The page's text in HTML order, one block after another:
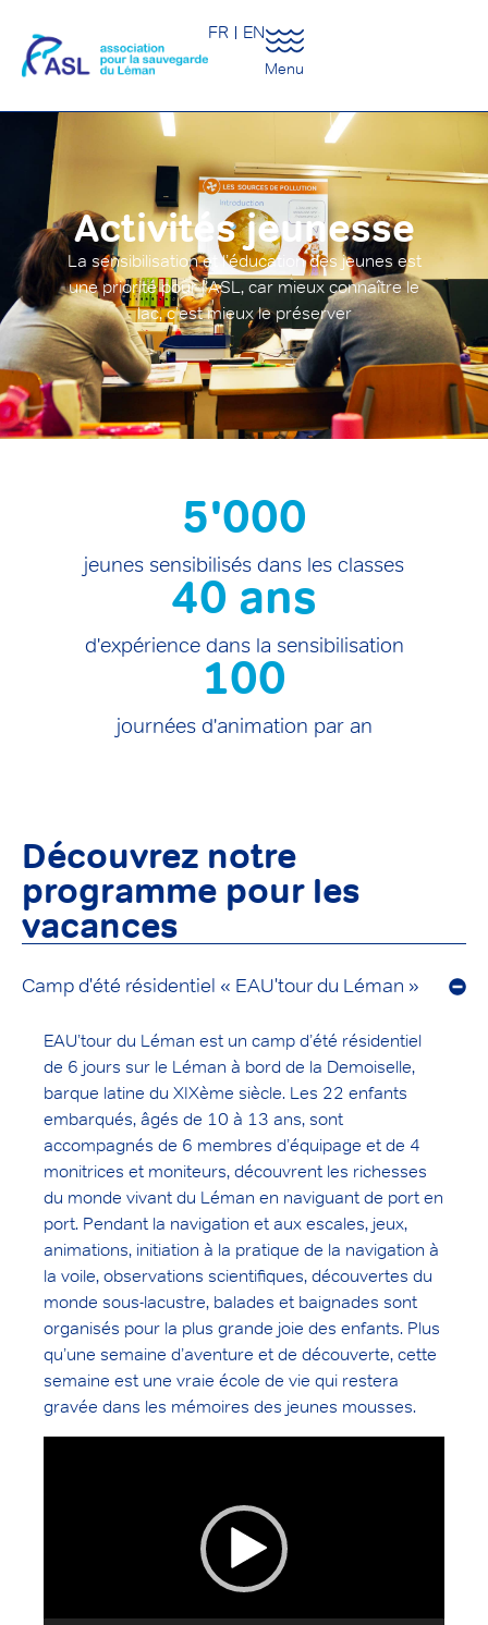
FR EN
Menu
Activités jeunesse
La sensibilisation et l’éducation des jeunes est
une priorité pour l’ASL, car mieux connaître le
lac, c’est mieux le préserver
jeunes sensibilisés dans les classes
5'000
d'expérience dans la sensibilisation
40 ans
journées d'animation par an
100
Découvrez notre
programme pour les
vacances
Camp d'été résidentiel « EAU'tour du Léman »
EAU’tour du Léman est un camp d’été résidentiel
de 6 jours sur le Léman à bord de la Demoiselle,
barque latine du XIXème siècle. Les 22 enfants
embarqués, âgés de 10 à 13 ans, sont
accompagnés de 6 membres d’équipage et de 4
monitrices et moniteurs, découvrent les richesses
du monde vivant du Léman en naviguant de port en
port. Pendant la navigation et aux escales, jeux,
animations, initiation à la pratique de la navigation à
la voile, observations scientifiques, découvertes du
monde sous-lacustre, balades et baignades sont
organisés pour la plus grande joie des enfants. Plus
qu’une semaine d’aventure et de découverte, cette
semaine est une vraie école de vie qui restera
gravée dans les mémoires des jeunes mousses.